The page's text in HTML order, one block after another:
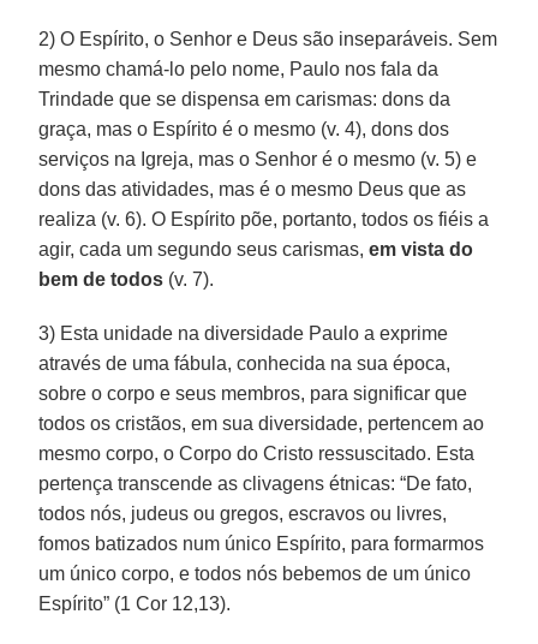
2) O Espírito, o Senhor e Deus são inseparáveis. Sem
mesmo chamá-lo pelo nome, Paulo nos fala da
Trindade que se dispensa em carismas: dons da
graça, mas o Espírito é o mesmo (v. 4), dons dos
serviços na Igreja, mas o Senhor é o mesmo (v. 5) e
dons das atividades, mas é o mesmo Deus que as
realiza (v. 6). O Espírito põe, portanto, todos os fiéis a
agir, cada um segundo seus carismas,em vista do
bem de todos (v. 7).
3) Esta unidade na diversidade Paulo a exprime
através de uma fábula, conhecida na sua época,
sobre o corpo e seus membros, para significar que
todos os cristãos, em sua diversidade, pertencem ao
mesmo corpo, o Corpo do Cristo ressuscitado. Esta
pertença transcende as clivagens étnicas: “De fato,
todos nós, judeus ou gregos, escravos ou livres,
fomos batizados num único Espírito, para formarmos
um único corpo, e todos nós bebemos de um único
Espírito” (1 Cor 12,13).